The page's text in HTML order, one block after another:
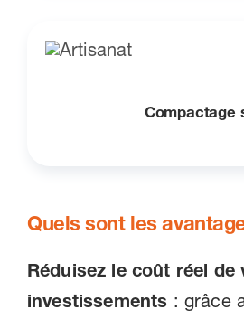
Compactage
Quels sont les
Réduisez le coût réel de
investissements : grâce